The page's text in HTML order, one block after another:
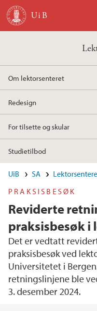
Hopp til hovedinnhold
Om lektorsenteret
Redesign
For tilsette og skular
Studietilbod
UiB SA
PRAKSISBESØK
Reviderte
praksisbesøk
Det er vedtatt
praksisbesøk ved
Universitetet i
retningslinjene ble
3. desember 2024.